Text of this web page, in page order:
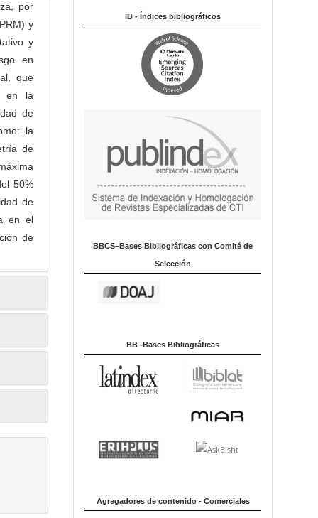
por
y
y
en
que
en la
de
la
de
50%
de
en el
de
m
a
IB - Índices bibliográficos
BBCS–Bases Bibliográficas con Comité de
Selección
BB -Bases Bibliográficas
Agregadores de contenido - Comerciales